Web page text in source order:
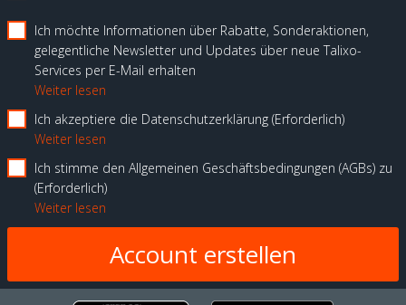
Ich möchte Informationen über Rabatte, Sonderaktionen,
gelegentliche Newsletter und Updates über neue Talixo-
Services per E-Mail erhalten
Weiter lesen
Ich akzeptiere die Datenschutzerklärung Erforderlich
Weiter lesen
Ich stimme den Allgemeinen Geschäftsbedingungen (AGBs) zu
Erforderlich
Weiter lesen